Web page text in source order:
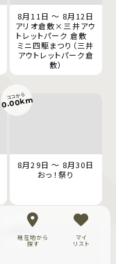
8月11日 ～ 8月12日
アリオ倉敷×三井アウ
トレットパーク 倉敷
ミニ四駆まつり（三井
アウトレットパーク倉
敷）
8月29日 ～ 8月30日
おっ！祭り
ココから
0.00km
0.00km
現在地から
探す
マイ
リスト